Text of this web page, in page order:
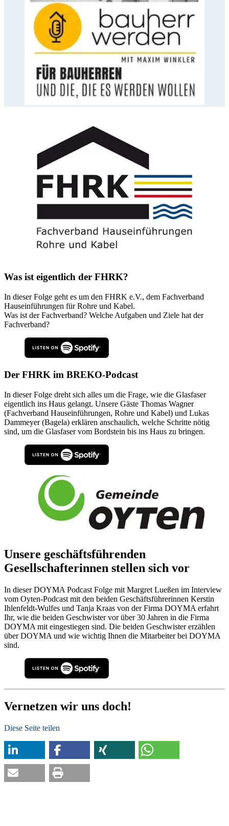
Was ist eigentlich der FHRK?
In dieser Folge geht es um den FHRK e.V., dem Fachverband
Hauseinführungen für Rohre und Kabel.
Was ist der Fachverband? Welche Aufgaben und Ziele hat der
Fachverband?
Der FHRK im BREKO-Podcast
In dieser Folge dreht sich alles um die Frage, wie die Glasfaser
eigentlich ins Haus gelangt. Unsere Gäste Thomas Wagner
(Fachverband Hauseinführungen, Rohre und Kabel) und Lukas
Dammeyer (Bagela) erklären anschaulich, welche Schritte nötig
sind, um die Glasfaser vom Bordstein bis ins Haus zu bringen.
Unsere geschäftsführenden
Gesellschafterinnen stellen sich vor
In dieser DOYMA Podcast Folge mit Margret Lueßen im Interview
vom Oyten-Podcast mit den beiden Geschäftsführerinnen Kerstin
Ihlenfeldt-Wulfes und Tanja Kraas von der Firma DOYMA erfahrt
Ihr, wie die beiden Geschwister vor über 30 Jahren in die Firma
DOYMA mit eingestiegen sind. Die beiden Geschwister erzählen
über DOYMA und wie wichtig Ihnen die Mitarbeiter bei DOYMA
sind.
Vernetzen wir uns doch!
Diese Seite teilen